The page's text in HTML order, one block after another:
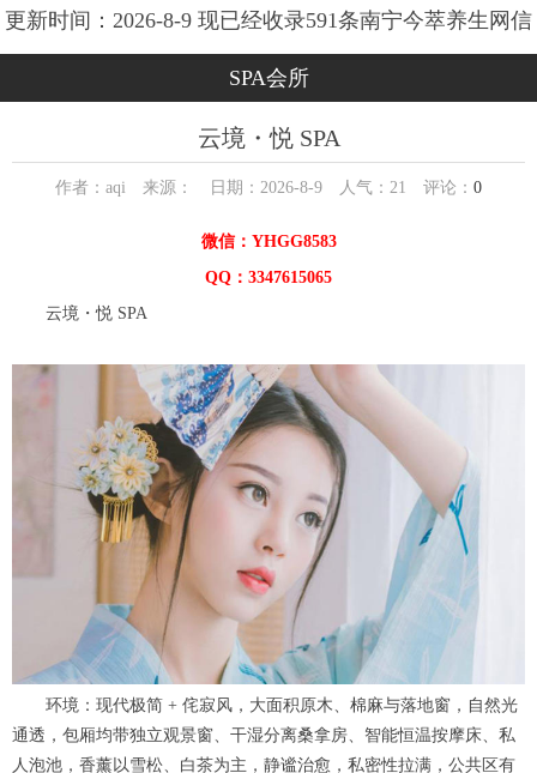
更新时间：2026-8-9 现已经收录591条南宁今萃养生网信
息
SPA会所
云境・悦 SPA
作者：aqi 来源： 日期：2026-8-9 人气： 21 评论： 0
微信：YHGG8583
QQ：3347615065
云境・悦 SPA
环境：现代极简 + 侘寂风，大面积原木、棉麻与落地窗，自然光
通透，包厢均带独立观景窗、干湿分离桑拿房、智能恒温按摩床、私
人泡池，香薰以雪松、白茶为主，静谧治愈，私密性拉满，公共区有